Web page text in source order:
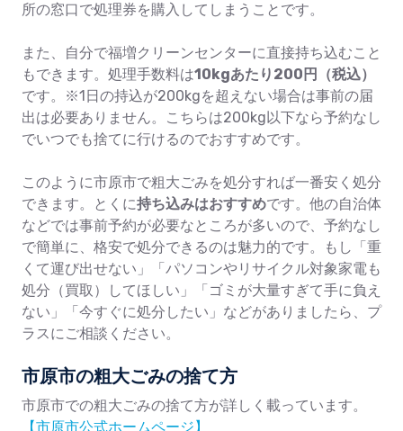
所の窓口で処理券を購入してしまうことです。
また、自分で福増クリーンセンターに直接持ち込むこと
もできます。処理手数料は10kgあたり200円（税込）
です。※1日の持込が200kgを超えない場合は事前の届
出は必要ありません。こちらは200kg以下なら予約なし
でいつでも捨てに行けるのでおすすめです。
このように市原市で粗大ごみを処分すれば一番安く処分
できます。とくに持ち込みはおすすめです。他の自治体
などでは事前予約が必要なところが多いので、予約なし
で簡単に、格安で処分できるのは魅力的です。もし「重
くて運び出せない」「パソコンやリサイクル対象家電も
処分（買取）してほしい」「ゴミが大量すぎて手に負え
ない」「今すぐに処分したい」などがありましたら、プ
ラスにご相談ください。
市原市の粗大ごみの捨て方
市原市での粗大ごみの捨て方が詳しく載っています。
【市原市公式ホームページ】